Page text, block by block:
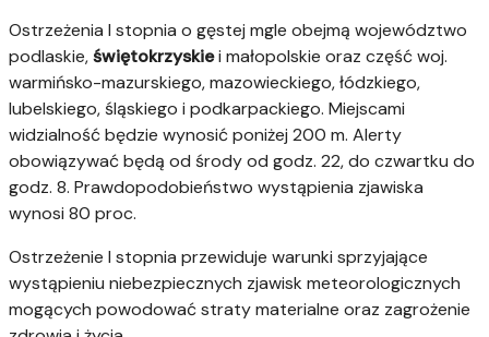
Ostrzeżenia I stopnia o gęstej mgle obejmą województwo
podlaskie,świętokrzyskiei małopolskie oraz część woj.
warmińsko-mazurskiego, mazowieckiego, łódzkiego,
lubelskiego, śląskiego i podkarpackiego. Miejscami
widzialność będzie wynosić poniżej 200 m. Alerty
obowiązywać będą od środy od godz. 22, do czwartku do
godz. 8. Prawdopodobieństwo wystąpienia zjawiska
wynosi 80 proc.
Ostrzeżenie I stopnia przewiduje warunki sprzyjające
wystąpieniu niebezpiecznych zjawisk meteorologicznych
mogących powodować straty materialne oraz zagrożenie